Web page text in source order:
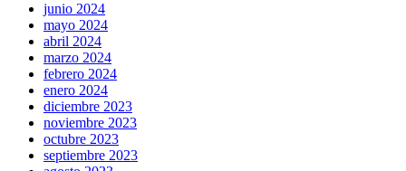
junio 2024
mayo 2024
abril 2024
marzo 2024
febrero 2024
enero 2024
diciembre 2023
noviembre 2023
octubre 2023
septiembre 2023